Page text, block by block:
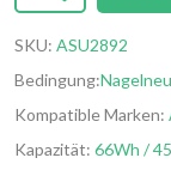
SKU: ASU2892
Bedingung:Nagelneu
Kompatible Marken:
Kapazität: 66Wh /